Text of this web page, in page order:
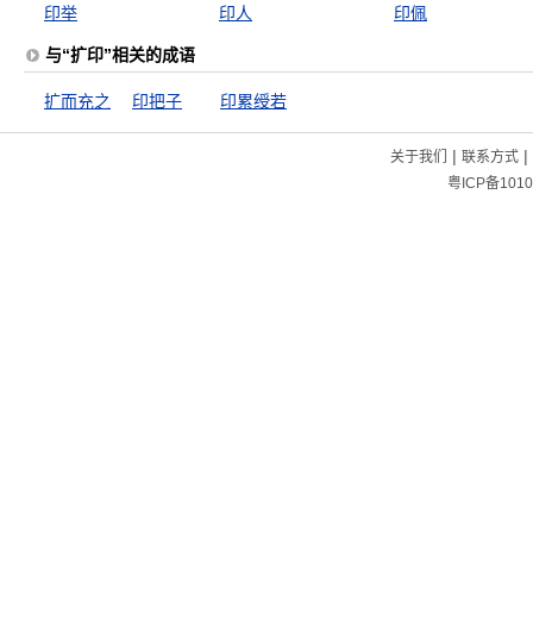
印举
印人 印佩
与“扩印”相关的成语
扩而充之 印把子 印累绶若
关于我们 | 联系方式|
粤ICP备